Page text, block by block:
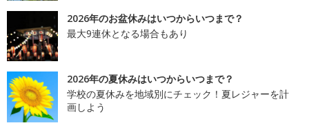
2026年のお盆休みはいつからいつまで？
最大9連休となる場合もあり
2026年の夏休みはいつからいつまで？
学校の夏休みを地域別にチェック！夏レジャーを計
画しよう